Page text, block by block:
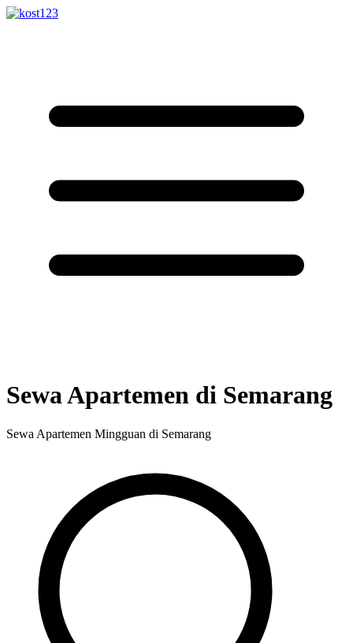
Sewa Apartemen di Semarang
Sewa Apartemen Mingguan di Semarang